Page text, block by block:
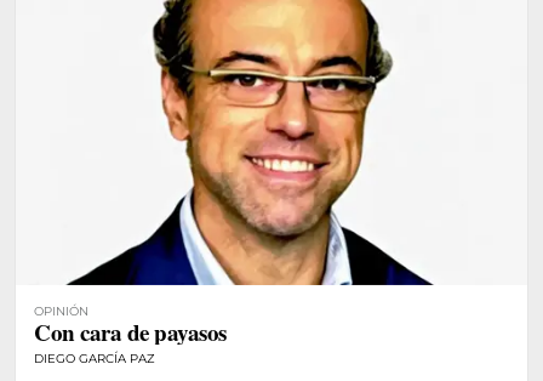
OPINIÓN
Con cara de payasos
DIEGO GARCÍA PAZ